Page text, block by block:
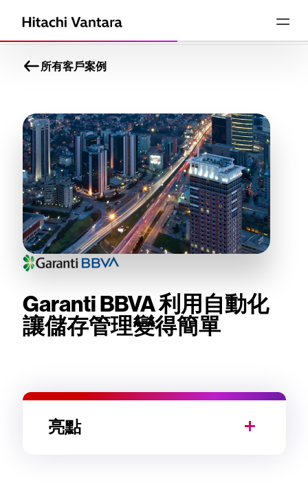
所有客戶案例
Garanti BBVA 利用自動化
讓儲存管理變得簡單
亮點